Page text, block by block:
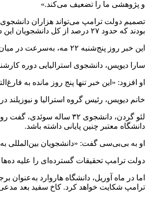
و پژوهشی ما را تضعیف می‌کند.»
بودند که حدود ۲۷ درصد از کل دانشجویان این دانشگاه را تشکیل می‌دهند.
این خبر روز پنج‌شنبه ۲۲ مه، به‌سرعت در میان دانشجویان بین‌المللی دانشگاه هاروارد پخش و باعث نگرانی و سردرگمی هزاران دانشجویی شد که آینده‌شان ناگهان در هاله‌ای از ابهام فرو رفت.
سارا دیویس، دانشجوی استرالیایی دوره
او افزود: «این خبر تنها پنج روز مانده به
خانم دیویس، رئیس گروه استرالیا و
لئو گردن، دانشجوی ۳۲
دانشگاه معتبر چنین پایانی داشته باشد.
او به بی‌بی‌سی گفت: «دانشجویان بین‌المللی
دولت ترامپ تحقیقات گسترده‌ای را علیه ده‌ها
اما در ماه آوریل، دانشگاه هاروارد
ترامپ شکایت خواهد کرد. کاخ سفید بعد